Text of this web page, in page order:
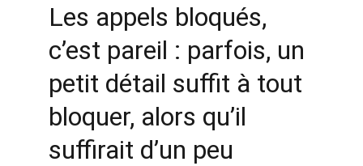
Les appels bloqués,
c’est pareil : parfois, un
petit détail suffit à tout
bloquer, alors qu’il
suffirait d’un peu